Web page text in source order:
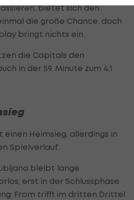
bietet sich den
die große Chance, doch
bringt nichts ein.
die Capitals den
in der 59. Minute zum 4:1
Heimsieg, allerdings in
Spielverlauf.
bleibt lange
erst in der Schlussphase
From trifft im dritten Drittel